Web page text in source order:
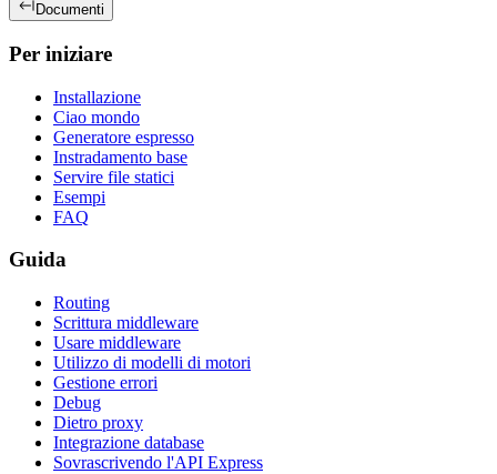
Documenti
Per iniziare
Installazione
Ciao mondo
Generatore espresso
Instradamento base
Servire file statici
Esempi
FAQ
Guida
Routing
Scrittura middleware
Usare middleware
Utilizzo di modelli di motori
Gestione errori
Debug
Dietro proxy
Integrazione database
Sovrascrivendo l'API Express